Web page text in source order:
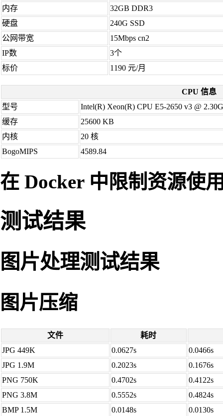
内存
32GB DDR3
硬盘
240G SSD
公网带宽
15Mbps cn2
IP数
3个
标价
1190 元/月
CPU 信息
型号
Intel(R) Xeon(R) CPU E5-2650 v3 @
缓存
25600 KB
内核
20 核
BogoMIPS
4589.84
在 Docker 中限制资源使
测试结果
图片处理测试结果
图片压缩
文件
耗时
JPG 449K
0.0627s
0.0466s
JPG 1.9M
0.2023s
0.1676s
PNG 750K
0.4702s
0.4122s
PNG 3.8M
0.5552s
0.4824s
BMP 1.5M
0.0148s
0.0130s